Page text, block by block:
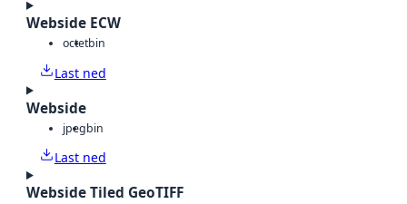
Webside ECW
octetbin
Last ned
Webside
jpegbin
Last ned
Webside Tiled GeoTIFF